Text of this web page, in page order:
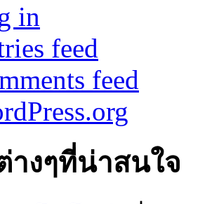
in
feed
feed
างๆที่น่าสนใจ